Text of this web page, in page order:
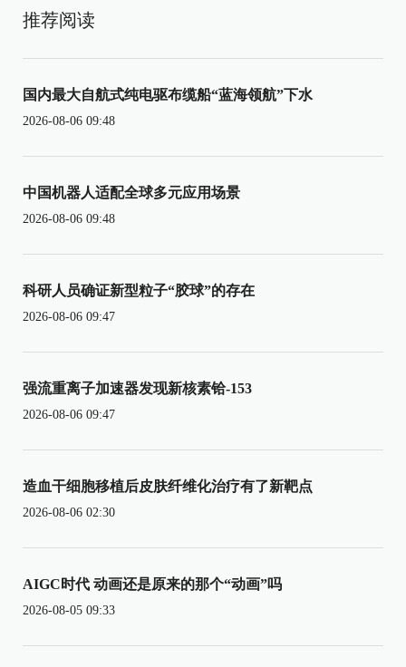
推荐阅读
国内最大自航式纯电驱布缆船“蓝海领航”下水
2026-08-06 09:48
中国机器人适配全球多元应用场景
2026-08-06 09:48
科研人员确证新型粒子“胶球”的存在
2026-08-06 09:47
强流重离子加速器发现新核素铪-153
2026-08-06 09:47
造血干细胞移植后皮肤纤维化治疗有了新靶点
2026-08-06 02:30
AIGC时代 动画还是原来的那个“动画”吗
2026-08-05 09:33